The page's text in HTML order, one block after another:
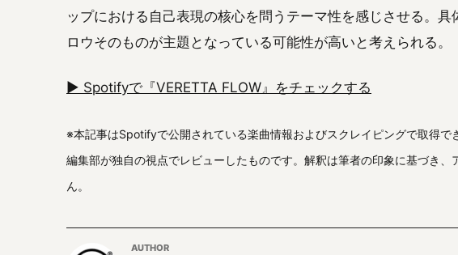
ップにおける自己表現の核心を問うテーマ性を感じさせる。
ロウそのものが主題となっている可能性が高いと考えられる。
▶︎ Spotifyで『VERETTA FLOW』をチェックする
※本記事はSpotifyで公開されている楽曲情報およびスクレイピングで取得で
編集部が独自の視点でレビューしたものです。解釈は筆者の印象に基づき
ん。
AUTHOR